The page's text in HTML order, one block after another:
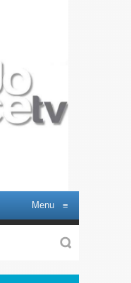
Menu ≡